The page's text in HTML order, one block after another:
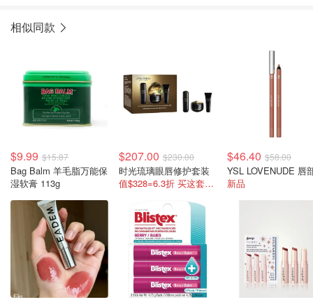
相似同款
$9.99 $15.87
Bag Balm 羊毛脂万能保
湿软膏 113g
$207.00 $230.00
时光琉璃眼唇修护套装
值$328=6.3折 买这套享送全礼
$46.40 $58.00
新品